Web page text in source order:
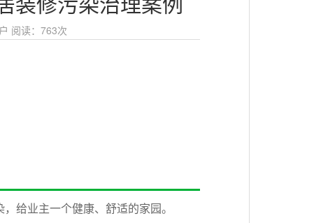
阅读： 763次
给业主一个健康、舒适的家园。‍